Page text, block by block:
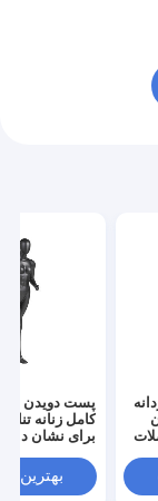
پست دویدن
کامل زنانه
برای نشان
بهترین